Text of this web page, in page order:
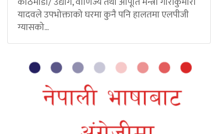
यादवले उपभोक्ताको घरमा कुनै पनि हालतमा एलपीजी
ग्यासको...